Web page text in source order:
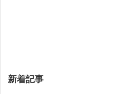
新着記事